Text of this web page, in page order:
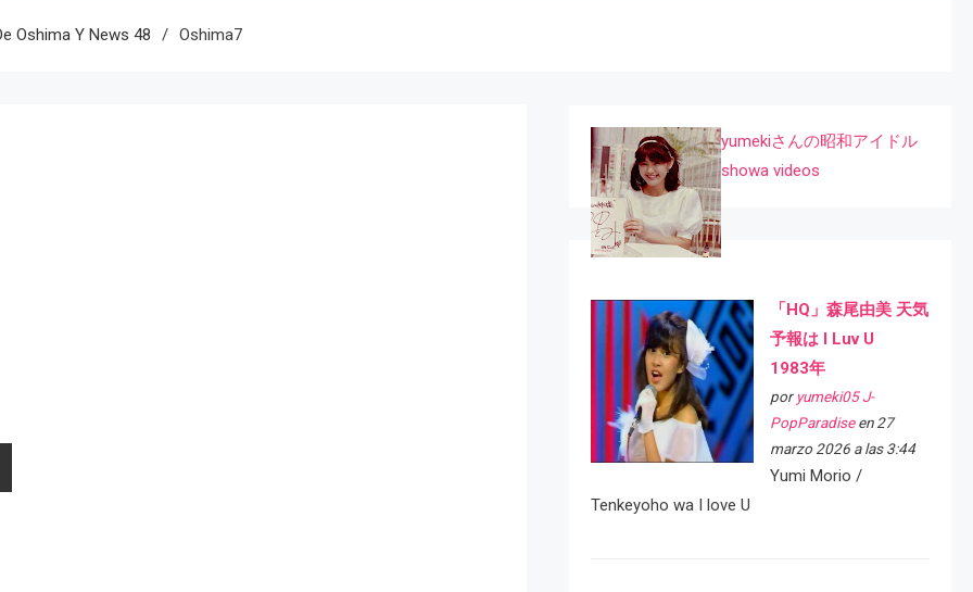
Oshima Y News 48 Oshima7
yumekiさんの昭和アイドル
showa videos
「HQ」森尾由美 天気
予報は I Luv U
1983年
por yumeki05 J-
PopParadiseen 27
marzo 2026 a las 3:44
Yumi Morio /
Tenkeyoho wa I love U